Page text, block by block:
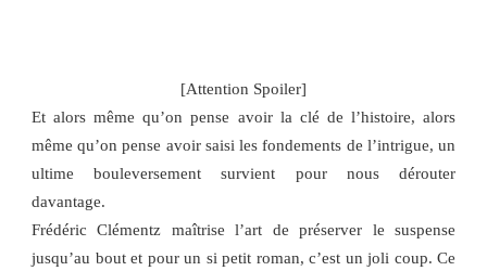
[Attention Spoiler]
Et alors même qu’on pense avoir la clé de l’histoire, alors
même qu’on pense avoir saisi les fondements de l’intrigue, un
ultime bouleversement survient pour nous dérouter
davantage.
Frédéric Clémentz maîtrise l’art de préserver le suspense
jusqu’au bout et pour un si petit roman, c’est un joli coup. Ce